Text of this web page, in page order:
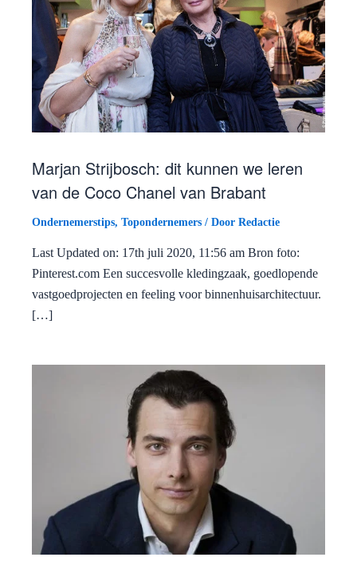
Marjan Strijbosch: dit kunnen we leren
van de Coco Chanel van Brabant
Ondernemerstips, Topondernemers / Door Redactie
Last Updated on: 17th juli 2020, 11:56 am Bron foto:
Pinterest.com Een succesvolle kledingzaak, goedlopende
vastgoedprojecten en feeling voor binnenhuisarchitectuur.
[…]